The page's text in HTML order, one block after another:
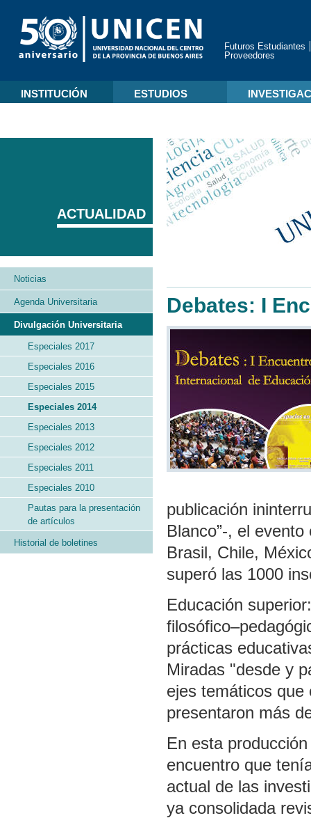
Futuros Estudiantes
Proveedores
INSTITUCIÓN ESTUDIOS
Debates: I
publicación
Blanco”-, el
Brasil, Chile,
superó las 1000
Educación
prácticas
Miradas "desde y
ejes temáticos
presentaron más
En esta
encuentro que
actual de las
ya consolidada
ACTUALIDAD
Noticias
Agenda Universitaria
Divulgación Universitaria
Especiales 2017
Especiales 2016
Especiales 2015
Especiales 2014
Especiales 2013
Especiales 2012
Especiales 2011
Especiales 2010
Pautas para la presentación
de artículos
Historial de boletines